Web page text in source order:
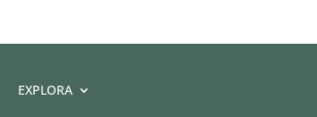
EXPLORA